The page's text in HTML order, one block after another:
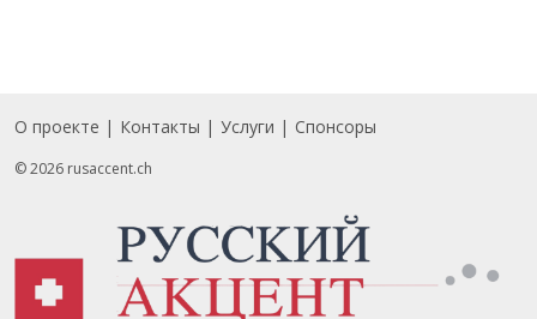
Footer
О проекте Контакты Услуги Спонсоры
© 2026 rusaccent.ch